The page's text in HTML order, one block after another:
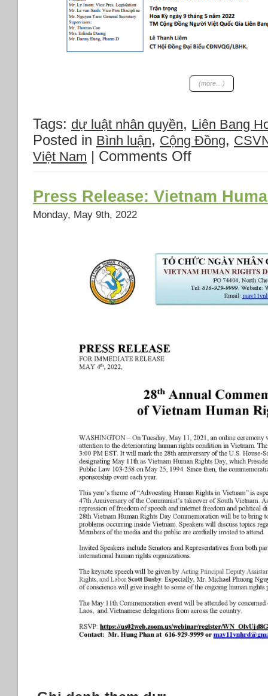
(more…)
Tags: dự luật nhân quyền, Liên Bang
Posted in Bình luận, Cộng Đồng,
Việt Nam | Comments Offon
Biệt:
&
Biểu
Tình
Press Release: Vietnam
Monday, May 9th, 2022